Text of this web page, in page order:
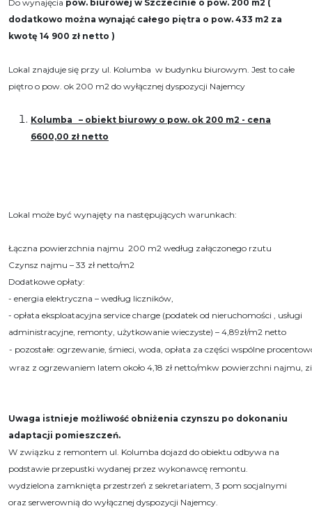
Do wynajęcia pow. biurowej w Szczecinie o pow. 200 m2 (
dodatkowo można wynająć całego piętra o pow. 433 m2 za
kwotę 14 900 zł netto )
Lokal znajduje się przy ul. Kolumba w budynku biurowym. Jest to całe
piętro o pow. ok 200 m2 do wyłącznej dyspozycji Najemcy
Kolumba – obiekt biurowy o pow. ok 200 m2 - cena
6600,00 zł netto
Lokal może być wynajęty na następujących warunkach:
Łączna powierzchnia najmu 200 m2 według załączonego rzutu
Czynsz najmu – 33 zł netto/m2
Dodatkowe opłaty:
- energia elektryczna – według liczników,
- opłata eksploatacyjna service charge (podatek od nieruchomości , usługi
administracyjne, remonty, użytkowanie wieczyste) – 4,89zł/m2 netto
- pozostałe: ogrzewanie, śmieci, woda, opłata za części wspólne
wraz z ogrzewaniem latem około 4,18 zł netto/mkw powierzchni najmu,
Uwaga istnieje możliwość obniżenia czynszu po dokonaniu
adaptacji pomieszczeń.
W związku z remontem ul. Kolumba dojazd do obiektu odbywa na
podstawie przepustki wydanej przez wykonawcę remontu.
wydzielona zamknięta przestrzeń z sekretariatem, 3 pom socjalnymi
oraz serwerownią do wyłącznej dyspozycji Najemcy.